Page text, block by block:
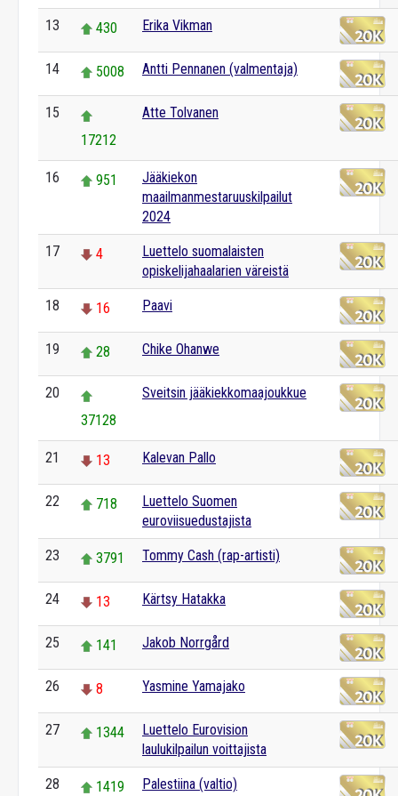
13 430 Erika Vikman
14 5008 Antti Pennanen (valmentaja)
15
17212
Atte Tolvanen
16 951
Jääkiekon
maailmanmestaruuskilpailut
2024
17 4
Luettelo suomalaisten
opiskelijahaalarien väreistä
18 16 Paavi
19 28 Chike Ohanwe
20
37128
Sveitsin jääkiekkomaajoukkue
21 13 Kalevan Pallo
22 718
Luettelo Suomen
euroviisuedustajista
23 3791 Tommy Cash (rap-artisti)
24 13 Kärtsy Hatakka
25 141 Jakob Norrgård
26 8 Yasmine Yamajako
27 1344
Luettelo Eurovision
laulukilpailun voittajista
28 1419 Palestiina (valtio)